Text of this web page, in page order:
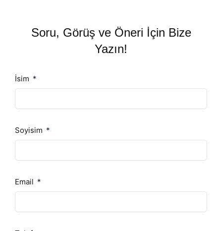
Soru, Görüş ve Öneri İçin Bize
Yazın!
İsim
Soyisim
Email